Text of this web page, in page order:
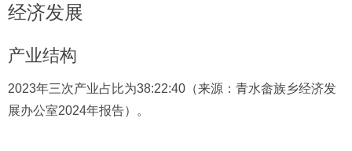
经济发展
产业结构
2023年三次产业占比为38:22:40（来源：青水畲族乡经济发
展办公室2024年报告）。